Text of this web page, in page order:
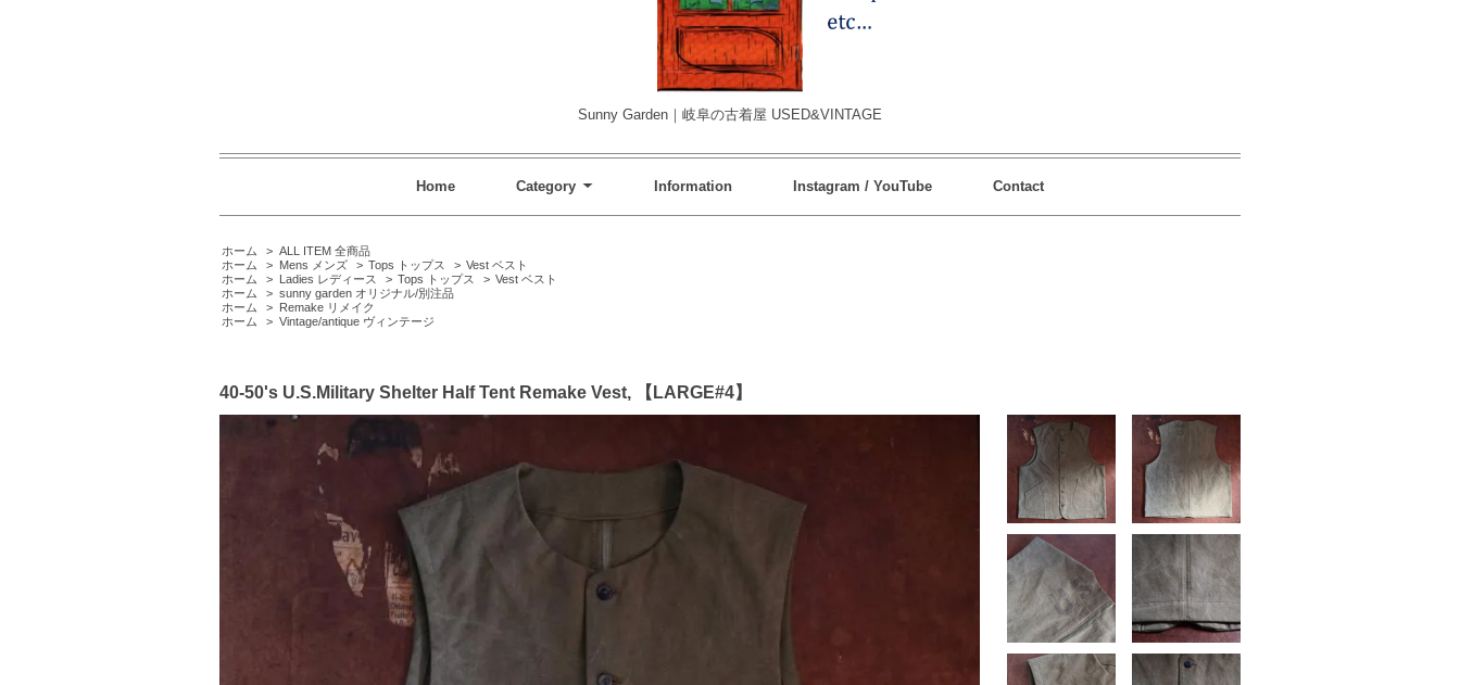
Sunny Garden｜岐阜の古着屋 USED&VINTAGE
Home Category Information Instagram / YouTube Contact
ホーム > ALL ITEM 全商品
ホーム
> Mens メンズ > Tops トップス > Vest ベスト
ホーム
> Ladies レディース > Tops トップス > Vest ベスト
ホーム
> sunny garden オリジナル/別注品
ホーム
>
Remake リメイク
ホーム
> Vintage/antique ヴィンテージ
40-50's U.S.Military Shelter Half Tent Remake Vest, 【LARGE#4】